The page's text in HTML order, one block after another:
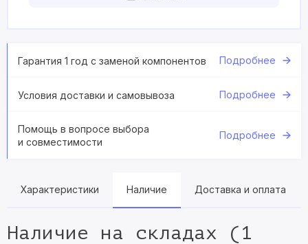
Гарантия 1 год с заменой компонентов Подробнее
Условия доставки и самовывоза Подробнее
Помощь в вопросе выбора
и совместимости
Подробнее
Характеристики Наличие Доставка и оплата
Наличие на складах (1